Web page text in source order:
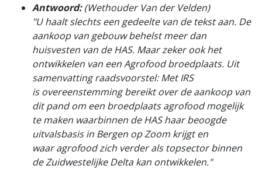
Antwoord:(Wethouder Van der Velden)
"U haalt slechts een gedeelte van de tekst aan. De
aankoop van gebouw behelst meer dan
huisvesten van de HAS. Maar zeker ook het
ontwikkelen van een Agrofood broedplaats. Uit
samenvatting raadsvoorstel: Met IRS
is overeenstemming bereikt over de aankoop van
dit pand om een broedplaats agrofood mogelijk
te maken waarbinnen de HAS haar beoogde
uitvalsbasis in Bergen op Zoom krijgt en
waar agrofood zich verder als topsector binnen
de Zuidwestelijke Delta kan ontwikkelen."